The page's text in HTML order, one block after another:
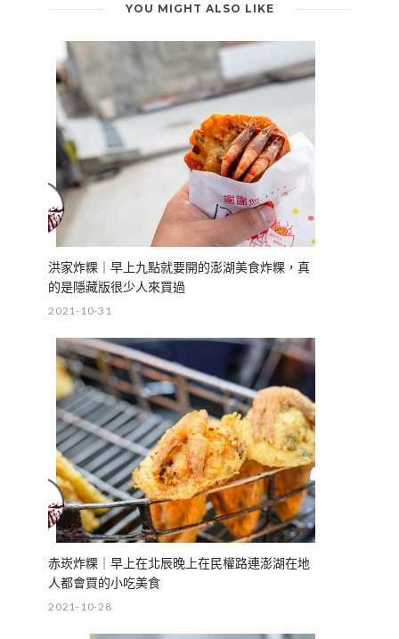
YOU MIGHT ALSO LIKE
洪家炸粿｜早上九點就要開的澎湖美食炸粿，真
的是隱藏版很少人來買過
2021-10-31
赤崁炸粿｜早上在北辰晚上在民權路連澎湖在地
人都會買的小吃美食
2021-10-28